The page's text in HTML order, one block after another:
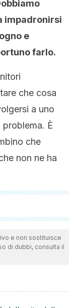
impadronirsi
e
farlo.
che cosa
a uno
È
che
non ne ha
fondo dal nostro
l'attualità e la
considerata
Bullying in
Family
e non sostituisce
di dubbi, consulta il